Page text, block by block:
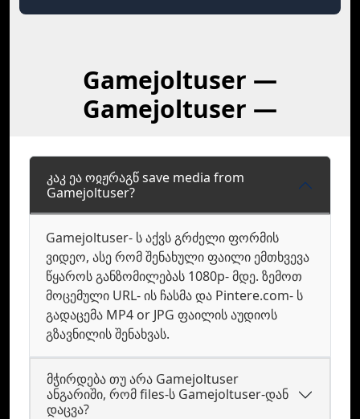
Gamejoltuser —
Gamejoltuser —
კაკ ეა ოჲჟრაგწ save media from
Gamejoltuser?
Gamejoltuser- ს აქვს გრძელი ფორმის
ვიდეო, ასე რომ შენახული ფაილი ემთხვევა
წყაროს განზომილებას 1080p- მდე. ზემოთ
მოცემული URL- ის ჩასმა და Pintere.com- ს
გადაცემა MP4 or JPG ფაილის აუდიოს
გზავნილის შენახვას.
მჭირდება თუ არა Gamejoltuser
ანგარიში, რომ files-ს Gamejoltuser-დან
დაცვა?